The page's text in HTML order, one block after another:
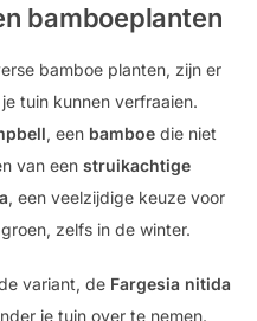
bamboeplanten
bamboe planten, zijn er
tuin kunnen verfraaien.
, een bamboe die niet
van een struikachtige
, een veelzijdige keuze voor
zelfs in de winter.
variant, de Fargesia nitida
je tuin over te nemen.